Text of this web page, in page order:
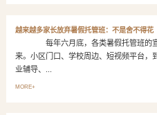
越来越多家长放弃暑假托管班：不是舍不得花
每年六月底，各类暑假托管班的宣
来。小区门口、学校周边、短视频平台，
业辅导、...
MORE+